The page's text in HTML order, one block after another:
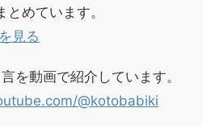
とめています。
見る
を動画で紹介しています。
@kotobabiki